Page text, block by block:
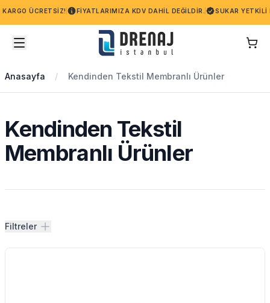
ÜCRETSIZ! FIYATLARIMIZA KDV DAHIL DEĞILDIR. SUKAR YETKILI
Anasayfa Kendinden Tekstil Membranlı Ürünler
Kendinden Tekstil
Membranlı Ürünler
Filtreler
Filtreler
Ürünler